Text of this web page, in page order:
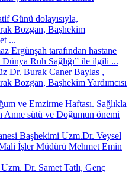
Günü dolayısıyla,
Bozgan, Başhekim
...
Ergünşah tarafından hastane
Ruh Sağlığı” ile ilgili ...
Dr. Burak Caner Baylas ,
Bozgan, Başhekim Yardımcısı
ve Emzirme Haftası. Sağlıkla
Anne sütü ve Doğumun önemi
Başhekimi Uzm.Dr. Veysel
İşler Müdürü Mehmet Emin
Dr. Samet Tatlı, Genç